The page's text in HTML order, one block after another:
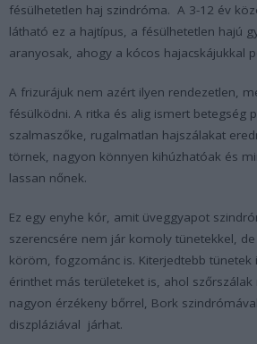
fésülhetetlen haj szindróma. A 3-12 év
látható ez a hajtípus, a fésülhetetlen hajú
aranyosak, ahogy a kócos hajacskájukkal
A frizurájuk nem azért ilyen rendezetlen,
fésülködni. A ritka és alig ismert betegség
szalmaszőke, rugalmatlan hajszálakat
törnek, nagyon könnyen kihúzhatóak és
lassan nőnek.
Ez egy enyhe kór, amit üveggyapot
szerencsére nem jár komoly tünetekkel,
köröm, fogzománc is. Kiterjedtebb tünetek
érinthet más területeket is, ahol
nagyon érzékeny bőrrel, Bork
diszpláziával járhat.